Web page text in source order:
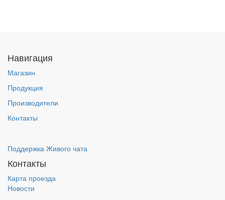
Навигация
Магазин
Продукция
Производители
Контакты
Поддержка Живого чата
Контакты
Карта проезда
Новости